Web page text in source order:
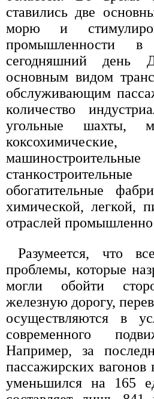
ставились две
морю и
промышленности
сегодняшний день
основным видом
обслуживающим
количество
угольные шахты,
обогатительные
химической, легкой,
отраслей
Разумеется, что
проблемы, которые
могли обойти
железную дорогу,
осуществляются в
современного
Например, за
пассажирских вагонов
уменьшился на 165